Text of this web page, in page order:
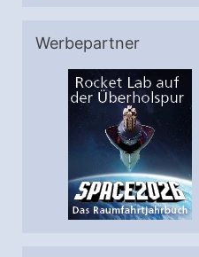
Werbepartner